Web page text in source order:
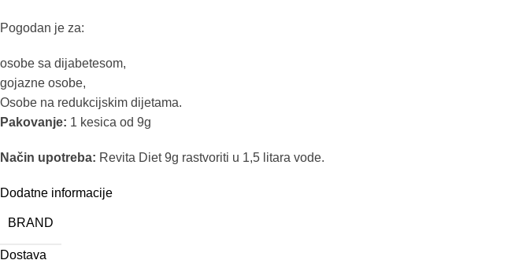
Pogodan je za:
osobe sa dijabetesom,
gojazne osobe,
Osobe na redukcijskim dijetama.
Pakovanje: 1 kesica od 9g
Način upotreba: Revita Diet 9g rastvoriti u 1,5 litara vode.
Dodatne informacije
BRAND
Dostava